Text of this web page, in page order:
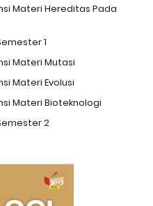
Materi Hereditas Pada
1
Materi Mutasi
Materi Evolusi
Materi Bioteknologi
2